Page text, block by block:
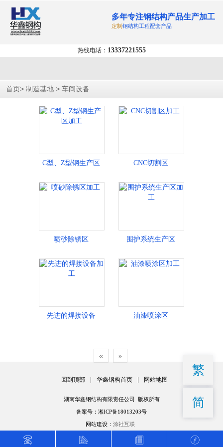
多年专注钢结构产品生产加工
定制钢结构工程配套产品
热线电话： 13337221555
首页> 制造基地 > 车间设备
C型、Z型钢生产区 CNC切割区
喷砂除锈区 围护系统生产区
先进的焊接设备 油漆喷涂区
« »
回到顶部 | 华鑫钢构首页 | 网站地图
湖南华鑫钢结构有限责任公司 版权所有
备案号：湘ICP备18013203号
网站建设： 涂社互联
繁
简